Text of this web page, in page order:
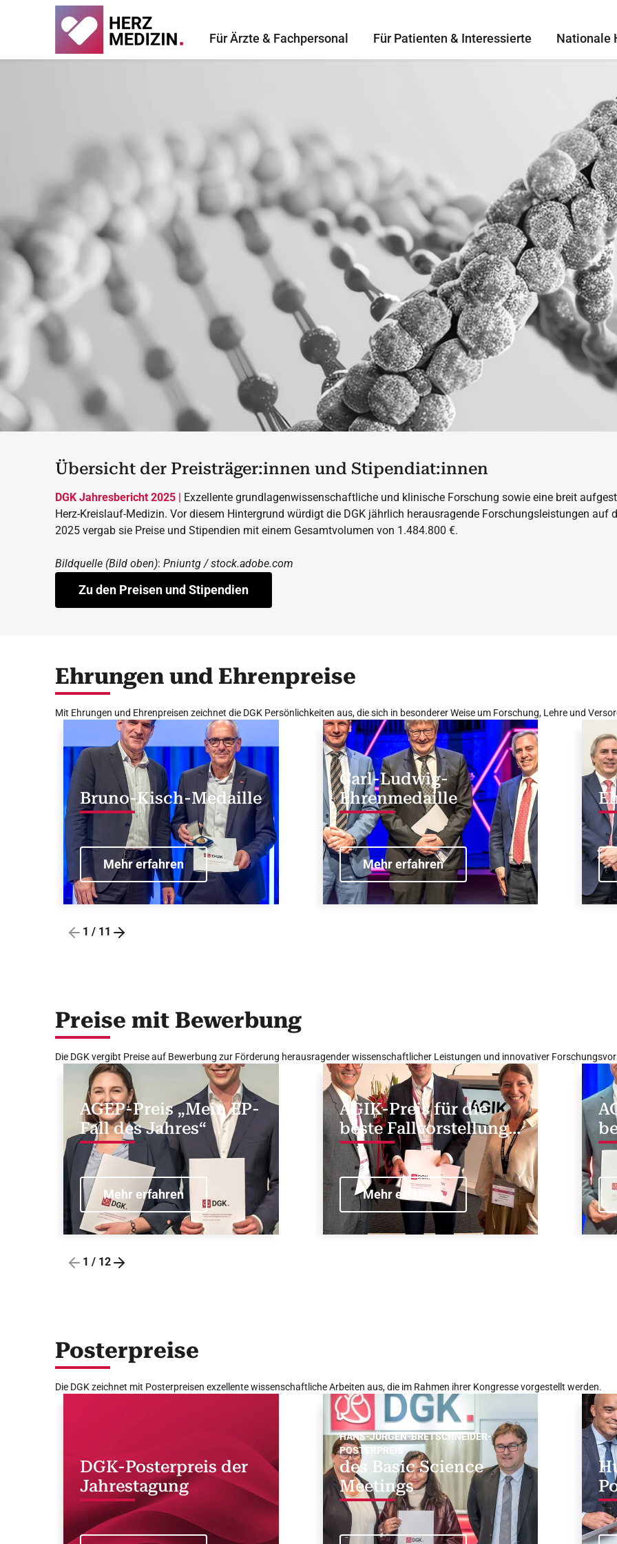
Für Ärzte & Fachpersonal Für Patienten & Interessierte Nationale
Übersicht der Preisträger:innen und Stipendiat:innen
DGK Jahresbericht 2025 | Exzellente grundlagenwissenschaftliche und klinische Forschung sowie eine breit
Herz-Kreislauf-Medizin. Vor diesem Hintergrund würdigt die DGK jährlich herausragende Forschungsleistungen auf
2025 vergab sie Preise und Stipendien mit einem Gesamtvolumen von 1.484.800 €.
Bildquelle (Bild oben): Pniuntg / stock.adobe.com
Zu den Preisen und Stipendien
Ehrungen und Ehrenpreise
Mit Ehrungen und Ehrenpreisen zeichnet die DGK Persönlichkeiten aus, die sich in besonderer Weise um Forschung, Lehre und
Bruno-Kisch-Medaille
Mehr erfahren
Carl-Ludwig-
Ehrenmedaille
Mehr erfahren
1 / 11
Preise mit Bewerbung
Die DGK vergibt Preise auf Bewerbung zur Förderung herausragender wissenschaftlicher Leistungen und innovativer
AGEP-Preis „Mein EP-
Fall des Jahres“
Mehr erfahren
AGIK-Preis für die
beste Fallvorstellung
„Der Fall, den ich
niemals zeigen wollte“
Mehr erfahren
1 / 12
Posterpreise
Die DGK zeichnet mit Posterpreisen exzellente wissenschaftliche Arbeiten aus, die im Rahmen ihrer Kongresse vorgestellt werden.
DGK-Posterpreis der
Jahrestagung
HANS-JÜRGEN-BRETSCHNEIDER-
POSTERPREIS
des Basic Science
Meetings